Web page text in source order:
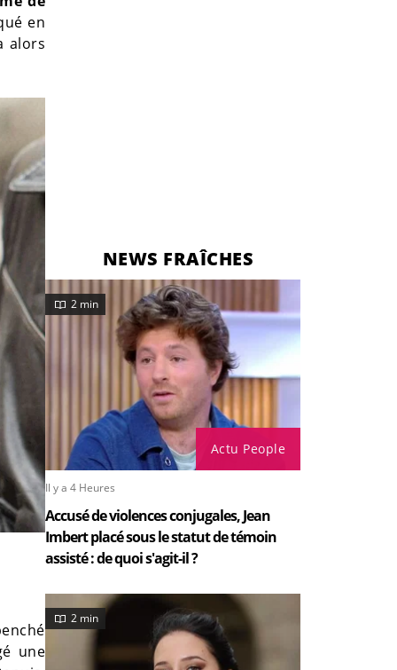
en
alors
une
NEWS FRAÎCHES
Actu People
2 min
Il y a 4 Heures
Accusé de violences conjugales, Jean
Imbert placé sous le statut de témoin
assisté : de quoi s'agit-il ?
2 min